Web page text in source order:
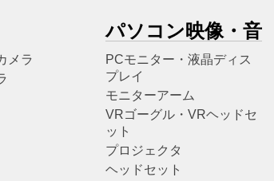
メラ
パソコン映像・音
PCモニター・液晶ディス
プレイ
モニターアーム
VRゴーグル・VRヘッドセ
ット
プロジェクタ
ヘッドセット